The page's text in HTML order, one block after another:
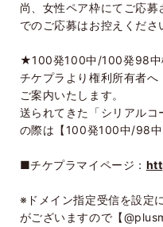
尚、女性ペア枠にてご応
でのご応募はお控えくださ
★100発100中/100発98
チケプラより権利所有者
ご案内いたします。
送られてきた「シリアル
の際は【100発100中/98
■チケプラマイページ：
※ドメイン指定受信を設定
がございますので【